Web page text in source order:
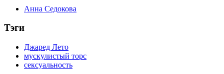
Анна Седокова
Тэги
Джаред Лето
мускулистый торс
сексуальность